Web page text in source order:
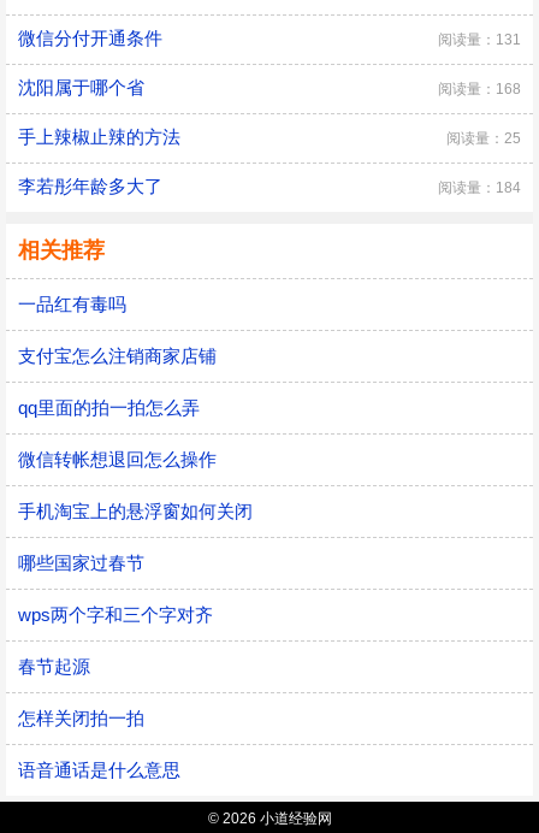
微信分付开通条件 阅读量：131
沈阳属于哪个省 阅读量：168
手上辣椒止辣的方法 阅读量：25
李若彤年龄多大了 阅读量：184
相关推荐
一品红有毒吗
支付宝怎么注销商家店铺
qq里面的拍一拍怎么弄
微信转帐想退回怎么操作
手机淘宝上的悬浮窗如何关闭
哪些国家过春节
wps两个字和三个字对齐
春节起源
怎样关闭拍一拍
语音通话是什么意思
© 2026 小道经验网